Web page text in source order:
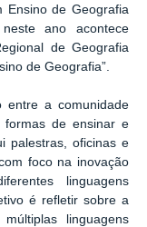
Ensino de Geografia
ano acontece
de Geografia
de Geografia”.
entre a comunidade
formas de ensinar e
palestras, oficinas e
foco na inovação
linguagens
é refletir sobre a
linguagens